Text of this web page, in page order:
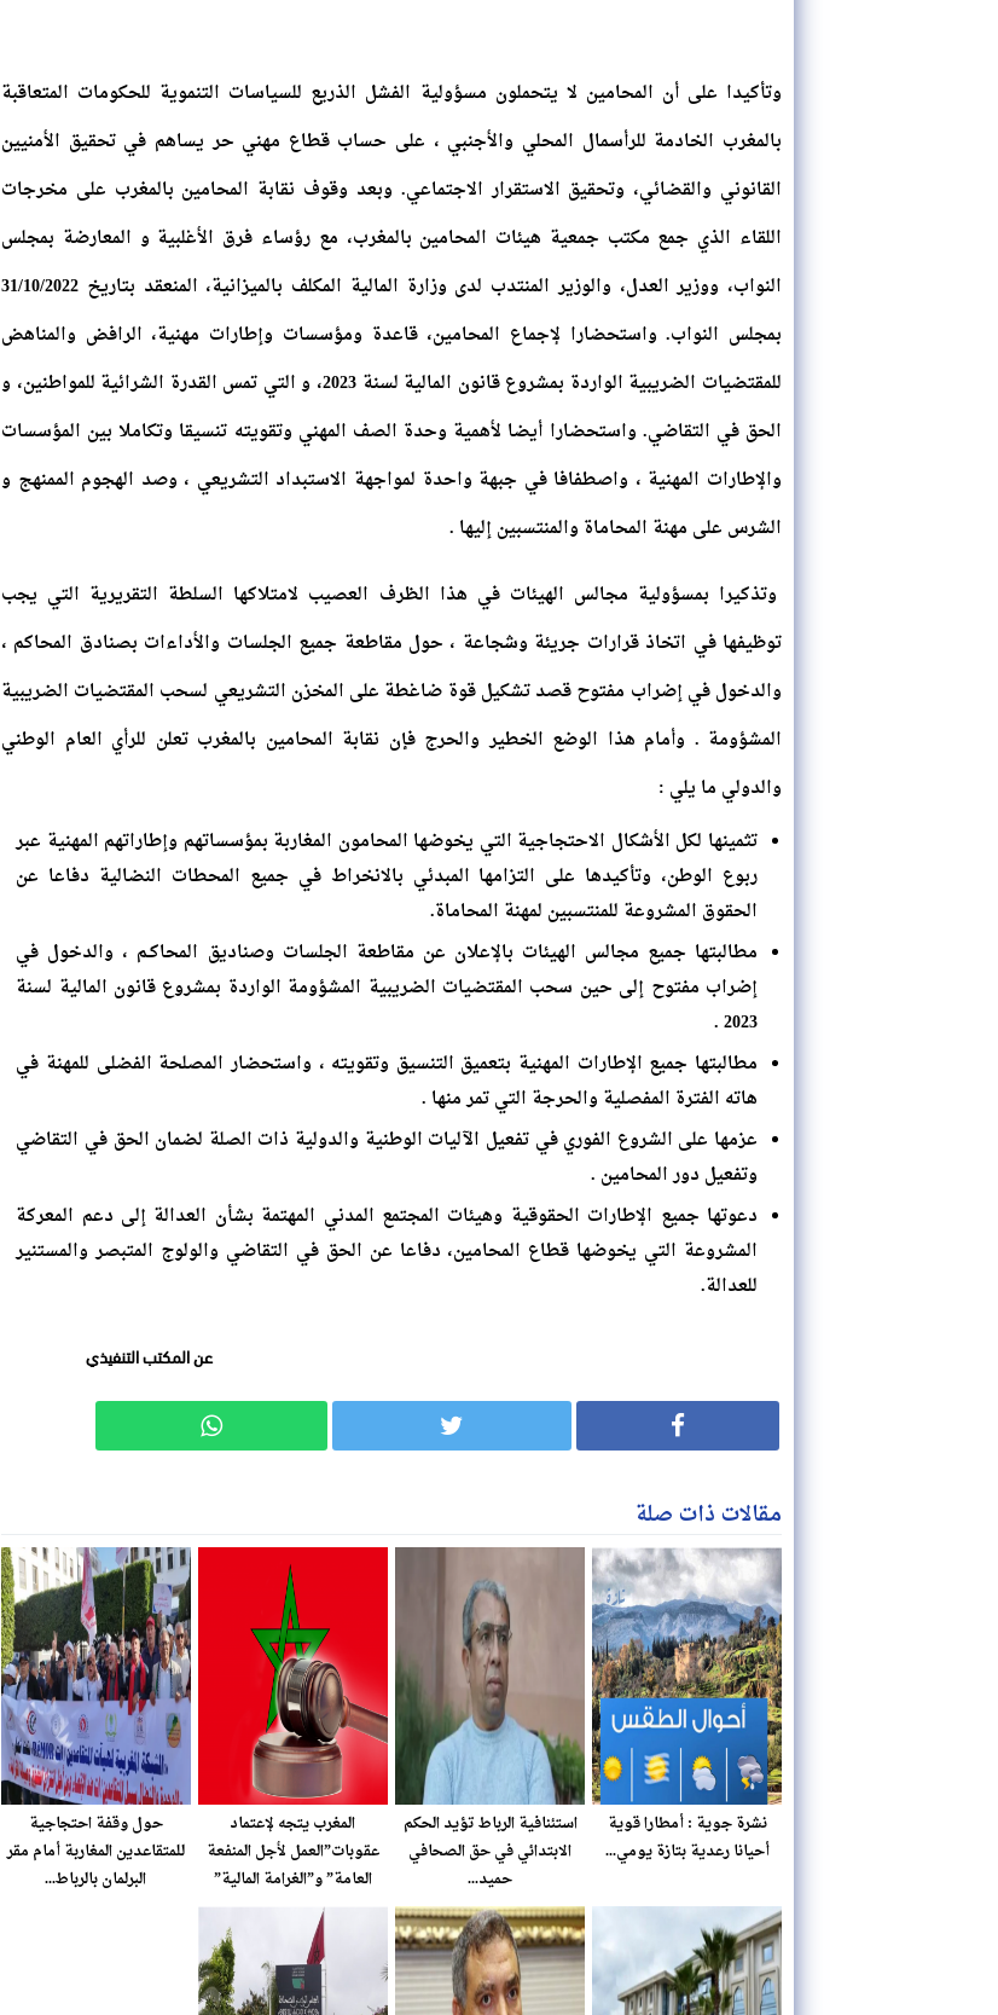
وتأكيدا على أن المحامين لا يتحملون مسؤولية الفشل الذريع للسياسات التنموية للحكومات المتعاقبة
بالمغرب الخادمة للرأسمال المحلي والأجنبي ، على حساب قطاع مهني حر يساهم في تحقيق الأمنيين
القانوني والقضائي، وتحقيق الاستقرار الاجتماعي. وبعد وقوف نقابة المحامين بالمغرب على مخرجات
اللقاء الذي جمع مكتب جمعية هيئات المحامين بالمغرب، مع رؤساء فرق الأغلبية و المعارضة بمجلس
النواب، ووزير العدل، والوزير المنتدب لدى وزارة المالية المكلف بالميزانية، المنعقد بتاريخ 31/10/2022
بمجلس النواب. واستحضارا لإجماع المحامين، قاعدة ومؤسسات وإطارات مهنية، الرافض والمناهض
للمقتضيات الضريبية الواردة بمشروع قانون المالية لسنة 2023، و التي تمس القدرة الشرائية للمواطنين، و
الحق في التقاضي. واستحضارا أيضا لأهمية وحدة الصف المهني وتقويته تنسيقا وتكاملا بين المؤسسات
والإطارات المهنية ، واصطفافا في جبهة واحدة لمواجهة الاستبداد التشريعي ، وصد الهجوم الممنهج و
الشرس على مهنة المحاماة والمنتسبين إليها .
وتذكيرا بمسؤولية مجالس الهيئات في هذا الظرف العصيب لامتلاكها السلطة التقريرية التي يجب
توظيفها في اتخاذ قرارات جريئة وشجاعة ، حول مقاطعة جميع الجلسات والأداءات بصنادق المحاكم ،
والدخول في إضراب مفتوح قصد تشكيل قوة ضاغطة على المخزن التشريعي لسحب المقتضيات الضريبية
المشؤومة . وأمام هذا الوضع الخطير والحرج فإن نقابة المحامين بالمغرب تعلن للرأي العام الوطني
والدولي ما يلي :
تثمينها لكل الأشكال الاحتجاجية التي يخوضها المحامون المغاربة بمؤسساتهم وإطاراتهم المهنية عبر
ربوع الوطن، وتأكيدها على التزامها المبدئي بالانخراط في جميع المحطات النضالية دفاعا عن
الحقوق المشروعة للمنتسبين لمهنة المحاماة.
مطالبتها جميع مجالس الهيئات بالإعلان عن مقاطعة الجلسات وصناديق المحاكـم ، والدخول في
إضراب مفتوح إلى حين سحب المقتضيات الضريبية المشؤومة الواردة بمشروع قانون المالية لسنة
2023 .
مطالبتها جميع الإطارات المهنية بتعميق التنسيق وتقويته ، واستحضار المصلحة الفضلى للمهنة في
هاته الفترة المفصلية والحرجة التي تمر منها .
عزمها على الشروع الفوري في تفعيل الآليات الوطنية والدولية ذات الصلة لضمان الحق في التقاضي
وتفعيل دور المحامين .
دعوتها جميع الإطارات الحقوقية وهيئات المجتمع المدني المهتمة بشأن العدالة إلى دعم المعركة
المشروعة التي يخوضها قطاع المحامين، دفاعا عن الحق في التقاضي والولوج المتبصر والمستنير
للعدالة.
عن المكتب التنفيذي
مقالات ذات صلة
نشرة جوية : أمطارا قوية
أحيانا رعدية بتازة يومي...
استئنافية الرباط تؤيد الحكم
الابتدائي في حق الصحافي
حميد...
المغرب يتجه لإعتماد
عقوبات”العمل لأجل المنفعة
العامة” و”الغرامة المالية”
حول وقفة احتجاجية
للمتقاعدين المغاربة أمام مقر
البرلمان بالرباط...